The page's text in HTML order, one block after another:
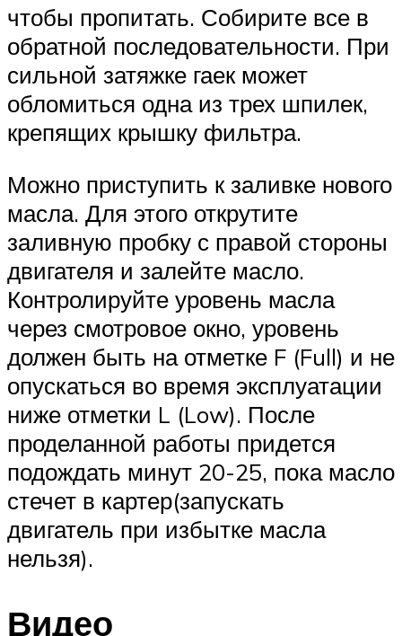
чтобы пропитать. Собирите все в
обратной последовательности. При
сильной затяжке гаек может
обломиться одна из трех шпилек,
крепящих крышку фильтра.
Можно приступить к заливке нового
масла. Для этого открутите
заливную пробку с правой стороны
двигателя и залейте масло.
Контролируйте уровень масла
через смотровое окно, уровень
должен быть на отметке F (Full) и не
опускаться во время эксплуатации
ниже отметки L (Low). После
проделанной работы придется
подождать минут 20-25, пока масло
стечет в картер(запускать
двигатель при избытке масла
нельзя).
Видео